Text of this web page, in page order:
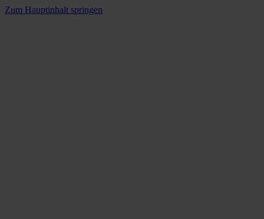
Zum Hauptinhalt springen